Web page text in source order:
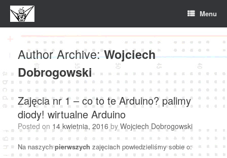
Skip
content
Menu
Author Archive:Wojciech
Dobrogowski
Zajęcia nr 1 – co to te Arduino? palimy
diody! wirtualne Arduino
Posted on 14 kwietnia, 2016 by Wojciech Dobrogowski
Na naszychpierwszych zajęciach powiedzieliśmy sobie o: